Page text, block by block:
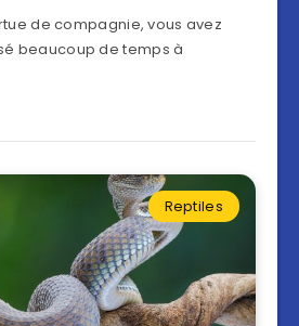
de compagnie, vous avez
beaucoup de temps à
Reptiles